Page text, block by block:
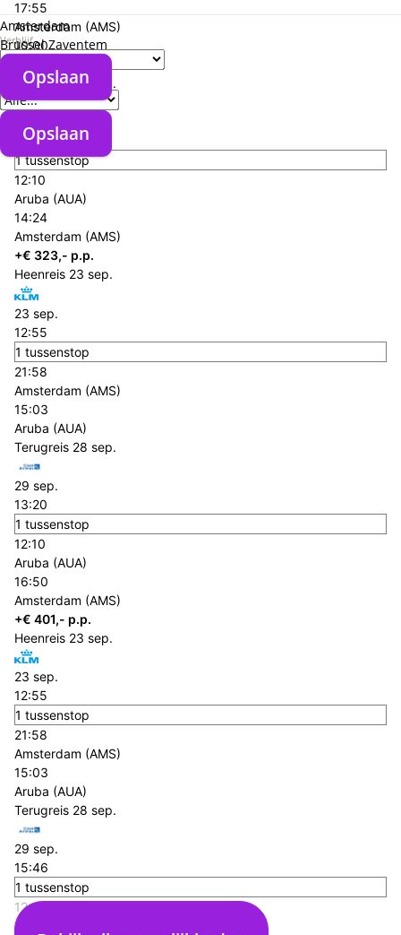
Verblijf
Verzorgingstype
Opslaan
Amsterdam
Brussel Zaventem
Opslaan
17:55
Amsterdam (AMS)
10:00
Terugreis 28 sep.
15:46
1 tussenstop
12:10
Aruba (AUA)
14:24
Amsterdam (AMS)
+€ 323,- p.p.
Heenreis 23 sep.
23 sep.
12:55
1 tussenstop
21:58
Amsterdam (AMS)
15:03
Aruba (AUA)
Terugreis 28 sep.
29 sep.
13:20
1 tussenstop
12:10
Aruba (AUA)
16:50
Amsterdam (AMS)
+€ 401,- p.p.
Heenreis 23 sep.
23 sep.
12:55
1 tussenstop
21:58
Amsterdam (AMS)
15:03
Aruba (AUA)
Terugreis 28 sep.
29 sep.
15:46
1 tussenstop
12:10
Aruba (AUA)